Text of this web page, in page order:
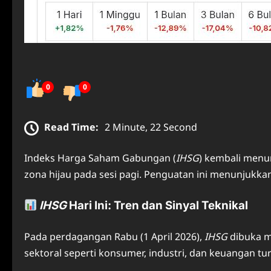
0 0
Read Time: 2 Minute, 22 Second
Indeks Harga Saham Gabungan (IHSG) kembali
zona hijau pada sesi pagi. Penguatan ini
IHSGHari Ini: Tren dan Sinyal Teknikal
Pada perdagangan Rabu (1 April 2026), IHSGdibuka
sektoral seperti konsumer, industri, dan keuangan